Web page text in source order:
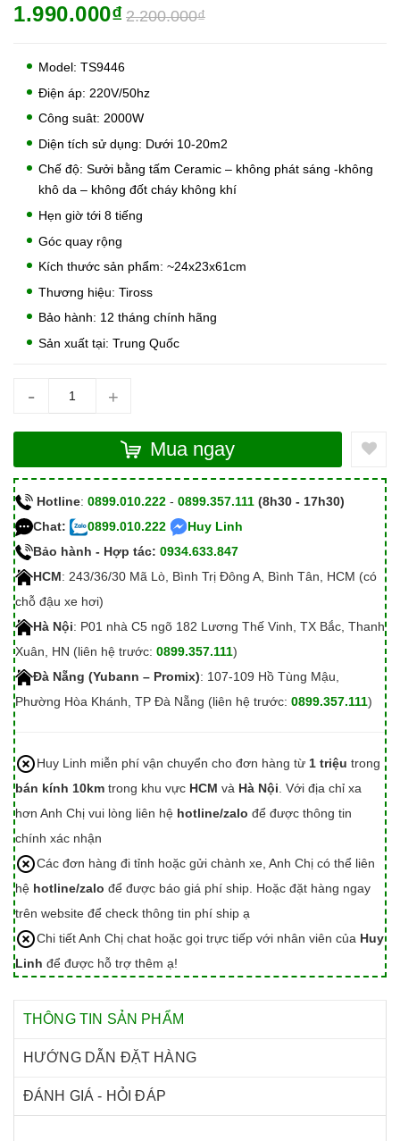
1.990.000₫ 2.200.000₫
Model: TS9446
Điện áp: 220V/50hz
Công suât: 2000W
Diện tích sử dụng: Dưới 10-20m2
Chế độ: Sưởi bằng tấm Ceramic – không phát sáng -không
khô da – không đốt cháy không khí
Hẹn giờ tới 8 tiếng
Góc quay rộng
Kích thước sản phẩm: ~24x23x61cm
Thương hiệu: Tiross
Bảo hành: 12 tháng chính hãng
Sản xuất tại: Trung Quốc
- +
Mua ngay
Hotline: 0899.010.222 - 0899.357.111 (8h30 - 17h30)
Chat:
0899.010.222
Huy Linh
Bảo hành - Hợp tác: 0934.633.847
HCM: 243/36/30 Mã Lò, Bình Trị Đông A, Bình Tân, HCM (có
chỗ đậu xe hơi)
Hà Nội: P01 nhà C5 ngõ 182 Lương Thế Vinh, TX Bắc, Thanh
Xuân, HN (liên hệ trước: 0899.357.111)
Đà Nẵng (Yubann – Promix): 107-109 Hồ Tùng Mậu,
Phường Hòa Khánh, TP Đà Nẵng (liên hệ trước: 0899.357.111)
Huy Linh miễn phí vận chuyển cho đơn hàng từ 1 triệu trong
bán kính 10km trong khu vực HCM và Hà Nội . Với địa chỉ xa
hơn Anh Chị vui lòng liên hệ hotline/zalo để được thông tin
chính xác nhận
Các đơn hàng đi tỉnh hoặc gửi chành xe, Anh Chị có thể liên
hệ hotline/zalo để được báo giá phí ship. Hoặc đặt hàng ngay
trên website để check thông tin phí ship ạ
Chi tiết Anh Chị chat hoặc gọi trực tiếp với nhân viên của Huy
Linh để được hỗ trợ thêm ạ!
THÔNG TIN SẢN PHẨM
HƯỚNG DẪN ĐẶT HÀNG
ĐÁNH GIÁ - HỎI ĐÁP